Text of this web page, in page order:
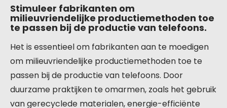
Stimuleer fabrikanten om
milieuvriendelijke productiemethoden toe
te passen bij de productie van telefoons.
Het is essentieel om fabrikanten aan te moedigen
om milieuvriendelijke productiemethoden toe te
passen bij de productie van telefoons. Door
duurzame praktijken te omarmen, zoals het gebruik
van gerecyclede materialen, energie-efficiënte